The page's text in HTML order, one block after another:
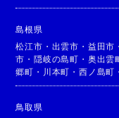
島根県
松江市 ・ 出雲市 ・ 益田市
市 ・隠岐の島町 ・ 奥出雲
郷町 ・ 川本町 ・西ノ島町
鳥取県